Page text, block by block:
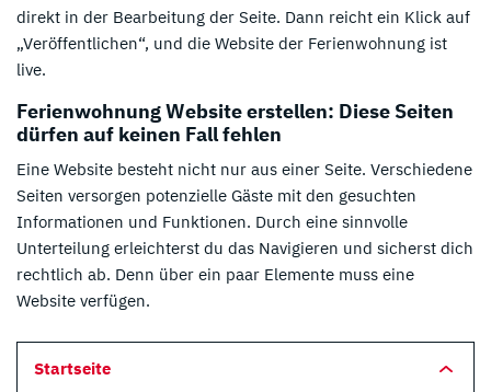
direkt in der Bearbeitung der Seite. Dann reicht ein Klick auf
„Veröffentlichen“, und die Website der Ferienwohnung ist
live.
Ferienwohnung Website erstellen: Diese Seiten
dürfen auf keinen Fall fehlen
Eine Website besteht nicht nur aus einer Seite. Verschiedene
Seiten versorgen potenzielle Gäste mit den gesuchten
Informationen und Funktionen. Durch eine sinnvolle
Unterteilung erleichterst du das Navigieren und sicherst dich
rechtlich ab. Denn über ein paar Elemente muss eine
Website verfügen.
Startseite